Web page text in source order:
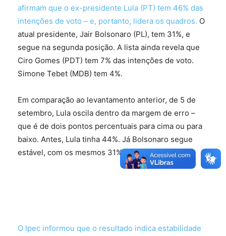
afirmam que o ex-presidente Lula (PT) tem 46% das
intenções de voto – e, portanto, lidera os quadros. O
atual presidente, Jair Bolsonaro (PL), tem 31%, e
segue na segunda posição. A lista ainda revela que
Ciro Gomes (PDT) tem 7% das intenções de voto.
Simone Tebet (MDB) tem 4%.
Em comparação ao levantamento anterior, de 5 de
setembro, Lula oscila dentro da margem de erro –
que é de dois pontos percentuais para cima ou para
baixo. Antes, Lula tinha 44%. Já Bolsonaro segue
estável, com os mesmos 31%.
O Ipec informou que o resultado indica estabilidade